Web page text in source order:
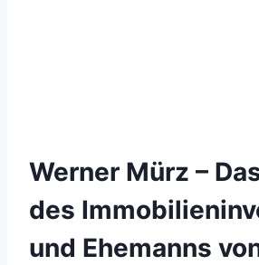
Werner Mürz –
des
und Ehemanns